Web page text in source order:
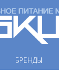
БРЕНДЫ